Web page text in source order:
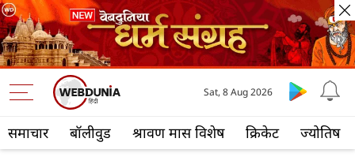
समाचार बॉलीवुड श्रावण मास विशेष क्रिकेट ज्योतिष
Sat, 8 Aug 2026